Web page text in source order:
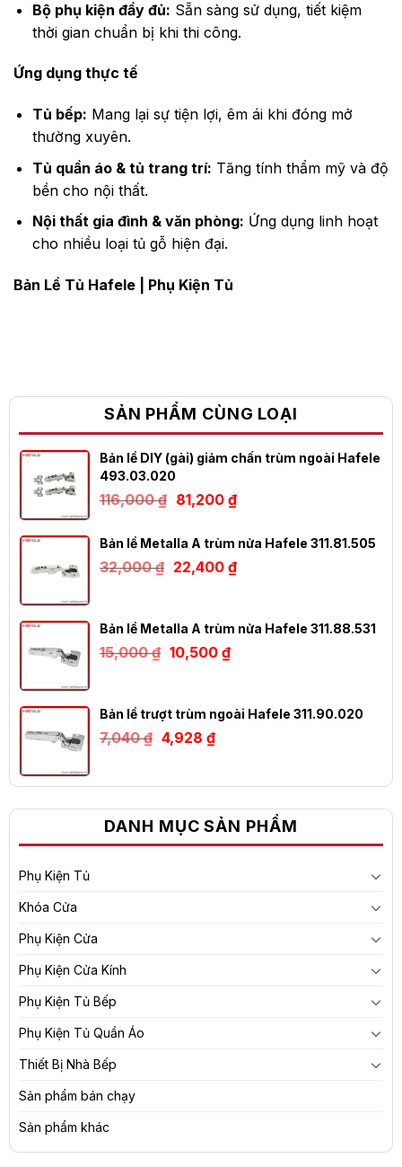
SẢN PHẨM CÙNG LOẠI
Bản lề DIY (gài) giảm chấn trùm ngoài Hafele
493.03.020
116,000₫ Giá
gốc
116,000 ₫.
81,200 ₫Giá
hiện
là:
Bản lề Metalla A trùm nửa Hafele 311.81.505
32,000₫ Giá
gốc
22,400 ₫Giá
hiện
22,400 ₫.
Bản lề Metalla A trùm nửa Hafele 311.88.531
15,000₫ Giá
gốc
10,500 ₫Giá
hiện
10,500 ₫.
Bản lề trượt trùm ngoài Hafele 311.90.020
7,040₫ Giá
gốc
4,928 ₫Giá
hiện
DANH MỤC SẢN PHẨM
Phụ Kiện Tủ
Khóa Cửa
Phụ Kiện Cửa
Phụ Kiện Cửa Kính
Phụ Kiện Tủ Bếp
Phụ Kiện Tủ Quần Áo
Thiết Bị Nhà Bếp
Sản phẩm bán chạy
Sản phẩm khác
Bộ phụ kiện đầy đủ: Sẵn sàng sử dụng, tiết kiệm
thời gian chuẩn bị khi thi công.
Ứng dụng thực tế
Tủ bếp: Mang lại sự tiện lợi, êm ái khi đóng mở
thường xuyên.
Tủ quần áo & tủ trang trí: Tăng tính thẩm mỹ và độ
bền cho nội thất.
Nội thất gia đình & văn phòng: Ứng dụng linh hoạt
cho nhiều loại tủ gỗ hiện đại.
Bản Lề Tủ Hafele Phụ Kiện Tủ